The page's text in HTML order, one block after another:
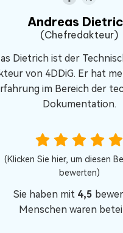
Andreas
(Chefredakteur)
Dietrich ist der
von 4DDiG. Er hat
im Bereich der
Dokumentation.
(Klicken Sie hier, um diesen
bewerten)
Sie haben mit 4,5
Menschen waren